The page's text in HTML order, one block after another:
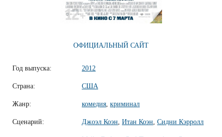
ОФИЦИАЛЬНЫЙ САЙТ
Год выпуска: 2012
Страна: США
Жанр: комедия, криминал
Сценарий: Джоэл Коэн, Итан Коэн, Сидни Кэрролл